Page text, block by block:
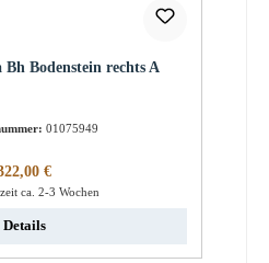
Bodenstein rechts A
01075949
Preis:
€
ca. 2-3 Wochen
Details